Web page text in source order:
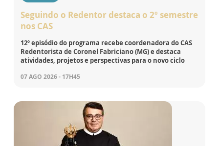
Seguindo o Redentor destaca o 2º semestre
nos CAS
12º episódio do programa recebe coordenadora do CAS
Redentorista de Coronel Fabriciano (MG) e destaca
atividades, projetos e perspectivas para o novo ciclo
07 AGO 2026 - 17H45